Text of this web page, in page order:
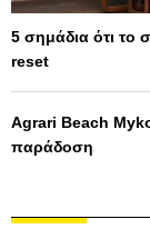
5 σημάδια ότι το
reset
Agrari Beach
παράδοση